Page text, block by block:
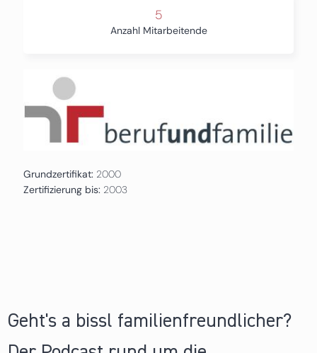
5
Anzahl Mitarbeitende
Grundzertifikat: 2000
Zertifizierung bis: 2003
Geht's a bissl familienfreundlicher?